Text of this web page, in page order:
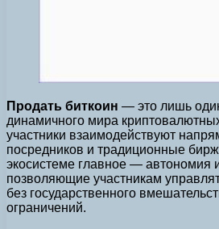
Продать биткоин — это лишь
динамичного мира
участники взаимодействуют
посредников и традиционные
экосистеме главное — автономия
позволяющие участникам
без государственного
ограничений.